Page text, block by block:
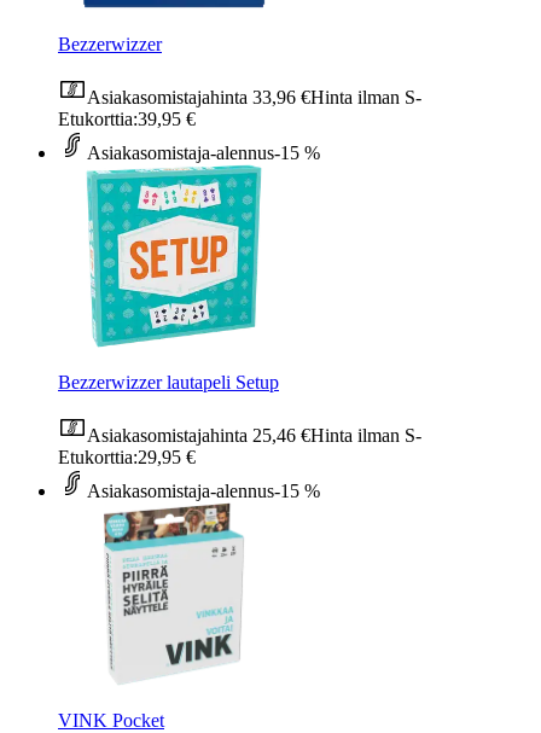
Bezzerwizzer
Asiakasomistajahinta 33,96 €Hinta ilman S-
Etukorttia:39,95 €
Asiakasomistaja-alennus-15 %
Bezzerwizzer lautapeli Setup
Asiakasomistajahinta 25,46 €Hinta ilman S-
Etukorttia:29,95 €
Asiakasomistaja-alennus-15 %
VINK Pocket